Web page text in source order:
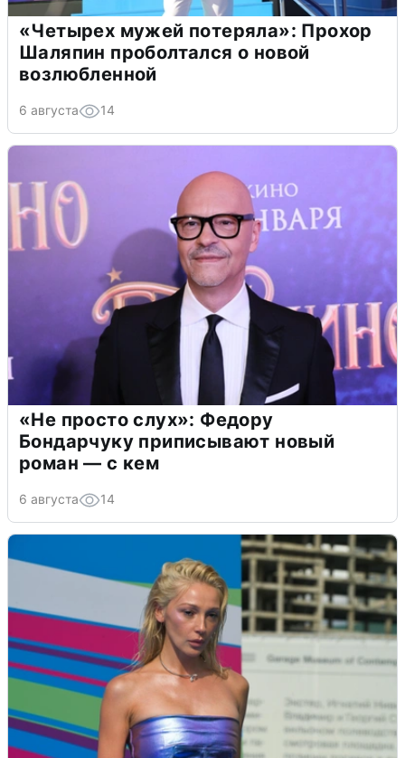
«Четырех мужей потеряла»: Прохор
Шаляпин проболтался о новой
возлюбленной
6 августа 14
«Не просто слух»: Федору
Бондарчуку приписывают новый
роман — с кем
6 августа 14